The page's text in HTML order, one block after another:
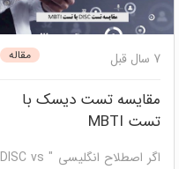
دیسک شخصیت شناسی
مصاحبه و استخدام
مدیریت
استعداد منابع انسانی
مقاله 7 سال قبل
مقایسه تست دیسک با
تست MBTI
اگر اصطلاح انگلیسی " DISC vs